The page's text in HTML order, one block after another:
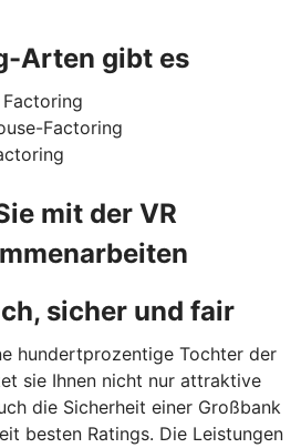
Arten gibt es
Factoring
mit der VR
sicher und fair
hundertprozentige Tochter der
sie Ihnen nicht nur attraktive
die Sicherheit einer Großbank
besten Ratings. Die Leistungen